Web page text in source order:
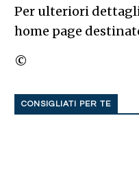
Per ulteriori
home page
©
CONSIGLIATI PER TE